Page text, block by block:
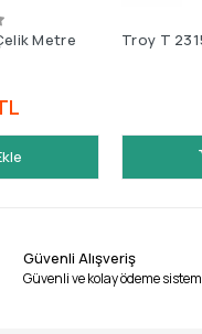
Metre Troy T
Güvenli Alışveriş
Güvenli ve kolay ödeme